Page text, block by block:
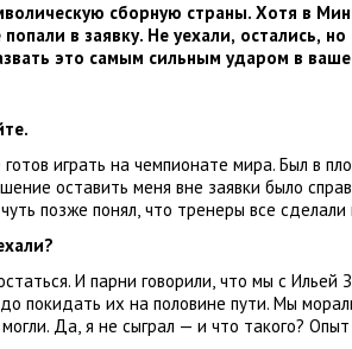
сборную страны. Хотя в
в заявку. Не уехали, остались, но
это самым сильным ударом в
играть на чемпионате мира. Был в
оставить меня вне заявки было
позже понял, что тренеры все сделали
И парни говорили, что мы с Ильей
покидать их на половине пути. Мы
Да, я не сыграл — и что такого?